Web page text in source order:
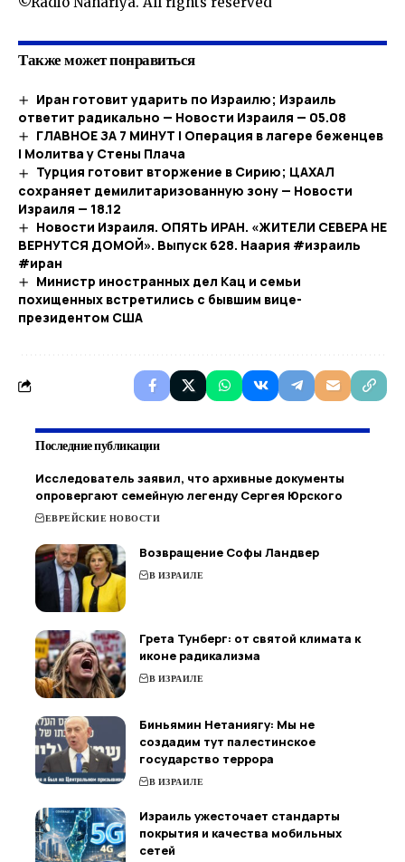
Также может понравиться
Иран готовит ударить по Израилю; Израиль
ответит радикально — Новости Израиля — 05.08
ГЛАВНОЕ ЗА 7 МИНУТ | Операция в лагере беженцев
| Молитва у Стены Плача
Турция готовит вторжение в Сирию; ЦАХАЛ
сохраняет демилитаризованную зону — Новости
Израиля — 18.12
Новости Израиля. ОПЯТЬ ИРАН. «ЖИТЕЛИ СЕВЕРА НЕ
ВЕРНУТСЯ ДОМОЙ». Выпуск 628. Наария #израиль
#иран
Министр иностранных дел Кац и семьи
похищенных встретились с бывшим вице-
президентом США
Последние публикации
Исследователь заявил, что архивные документы
опровергают семейную легенду Сергея Юрского
ЕВРЕЙСКИЕ НОВОСТИ
Возвращение Софы Ландвер
В ИЗРАИЛЕ
Грета Тунберг: от святой климата к
иконе радикализма
В ИЗРАИЛЕ
Биньямин Нетаниягу: Мы не
создадим тут палестинское
государство террора
В ИЗРАИЛЕ
Израиль ужесточает стандарты
покрытия и качества мобильных
сетей